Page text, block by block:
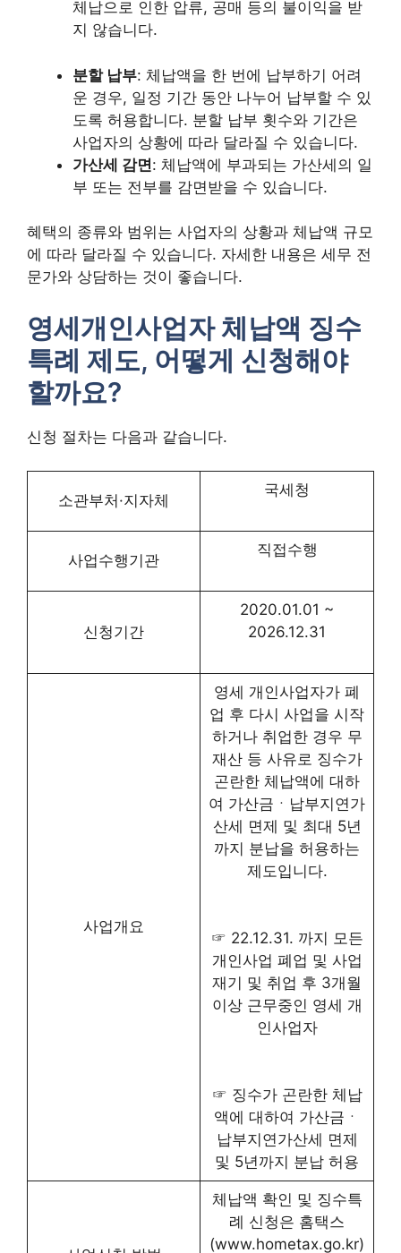
체납으로 인한 압류, 공매 등의 불이익을 받
지 않습니다.
분할 납부: 체납액을 한 번에 납부하기 어려
운 경우, 일정 기간 동안 나누어 납부할 수 있
도록 허용합니다. 분할 납부 횟수와 기간은
사업자의 상황에 따라 달라질 수 있습니다.
가산세 감면: 체납액에 부과되는 가산세의 일
부 또는 전부를 감면받을 수 있습니다.
혜택의 종류와 범위는 사업자의 상황과 체납액 규모
에 따라 달라질 수 있습니다. 자세한 내용은 세무 전
문가와 상담하는 것이 좋습니다.
영세개인사업자 체납액 징수
특례 제도, 어떻게 신청해야
할까요?
신청 절차는 다음과 같습니다.
소관부처·지자체
국세청
사업수행기관
직접수행
신청기간
2020.01.01 ~
2026.12.31
사업개요
영세 개인사업자가 폐
업 후 다시 사업을 시작
하거나 취업한 경우 무
재산 등 사유로 징수가
곤란한 체납액에 대하
여 가산금ㆍ납부지연가
산세 면제 및 최대 5년
까지 분납을 허용하는
제도입니다.
☞ 22.12.31. 까지 모든
개인사업 폐업 및 사업
재기 및 취업 후 3개월
이상 근무중인 영세 개
인사업자
☞ 징수가 곤란한 체납
액에 대하여 가산금ㆍ
납부지연가산세 면제
및 5년까지 분납 허용
체납액 확인 및 징수특
례 신청은 홈택스
(www.hometax.go.kr)